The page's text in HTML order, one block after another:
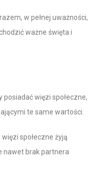
w pełnej uważności,
ważne święta i
więzi społeczne,
te same wartości.
społeczne żyją
nawet brak partnera